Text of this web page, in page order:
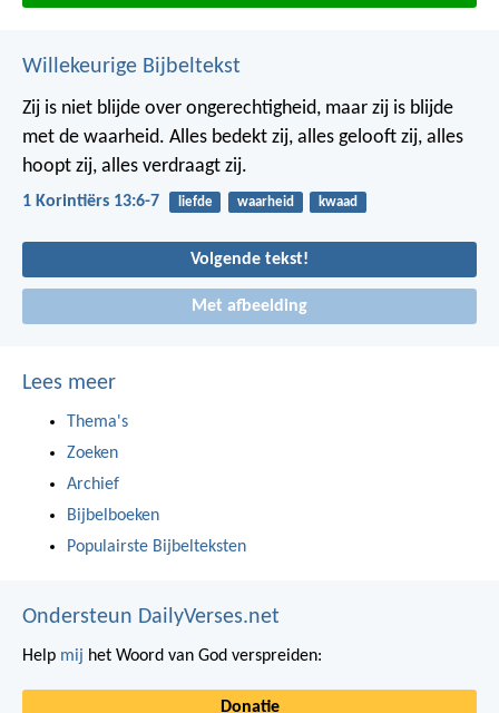
Willekeurige Bijbeltekst
Zij is niet blijde over ongerechtigheid, maar zij is blijde
met de waarheid. Alles bedekt zij, alles gelooft zij, alles
hoopt zij, alles verdraagt zij.
1 Korintiërs 13:6-7 liefde waarheid kwaad
Volgende tekst!
Met afbeelding
Lees meer
Thema's
Zoeken
Archief
Bijbelboeken
Populairste Bijbelteksten
Ondersteun DailyVerses.net
Help mij het Woord van God verspreiden:
Donatie